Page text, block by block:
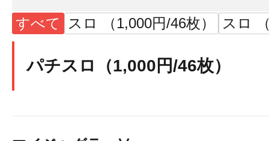
すべて スロ （1,000円/46枚） スロ
パチスロ（1,000円/46枚）